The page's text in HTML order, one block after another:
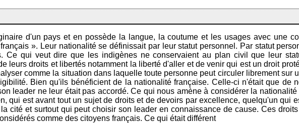
d'un pays et en possède la langue, la coutume et les usages avec une
». Leur nationalité se définissait par leur statut personnel. Par statut
qui veut dire que les indigènes ne conservaient au plan civil que leur
leurs droits et libertés notamment la liberté d'aller et de venir qui est un droit
comme la situation dans laquelle toute personne peut circuler librement sur
Bien qu'ils bénéficient de la nationalité française. Celle-ci n'était que de
leader ne leur était pas accordé. Ce qui nous amène à considérer la
qui est avant tout un sujet de droits et de devoirs par excellence, quelqu'un qui
cité et surtout qui peut choisir son leader en connaissance de cause. Ces
comme des citoyens français. Ce qui était différent